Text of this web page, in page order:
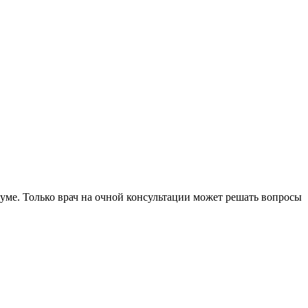
Только врач на очной консультации может решать вопросы